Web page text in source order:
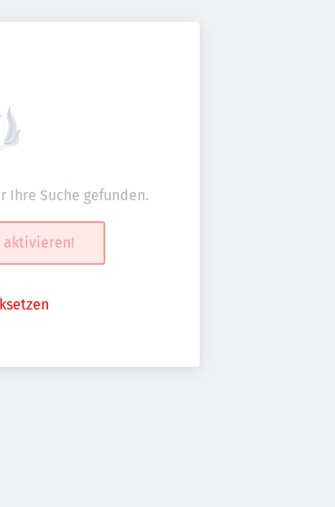
Ihre Suche gefunden.
aktivieren!